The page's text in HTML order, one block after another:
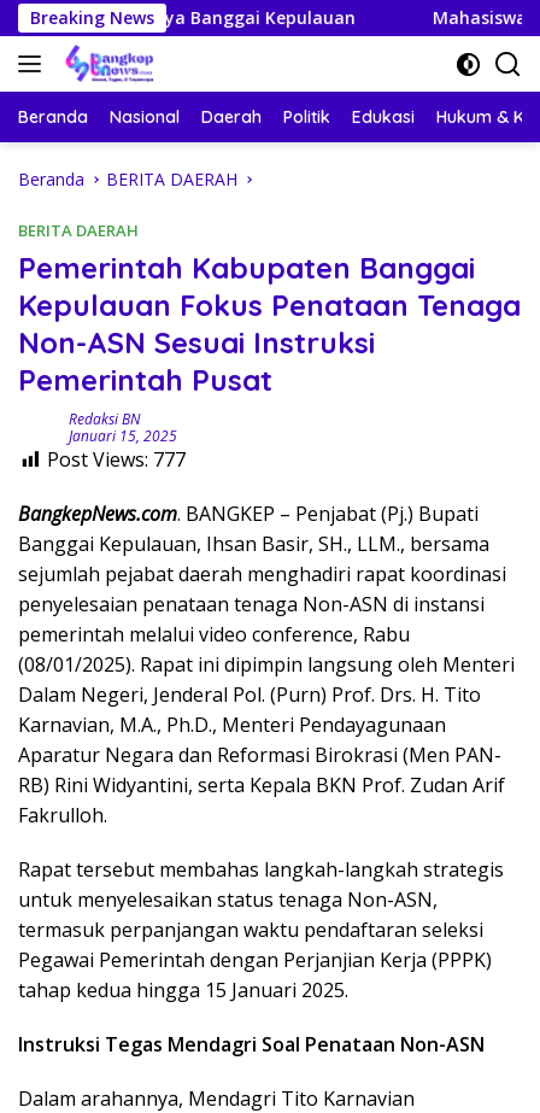
Langsung
ke
konten
Breaking News
Banggai Kepulauan Mahasiswa KKN-PPM UGM
Beranda Nasional Daerah Politik Edukasi Hukum &
Beranda BERITA DAERAH
BERITA DAERAH
Pemerintah Kabupaten Banggai
Kepulauan Fokus Penataan Tenaga
Non-ASN Sesuai Instruksi
Pemerintah Pusat
Redaksi BN
Januari 15, 2025
Post Views: 777
BangkepNews.com. BANGKEP – Penjabat (Pj.) Bupati
Banggai Kepulauan, Ihsan Basir, SH., LLM., bersama
sejumlah pejabat daerah menghadiri rapat koordinasi
penyelesaian penataan tenaga Non-ASN di instansi
pemerintah melalui video conference, Rabu
(08/01/2025). Rapat ini dipimpin langsung oleh Menteri
Dalam Negeri, Jenderal Pol. (Purn) Prof. Drs. H. Tito
Karnavian, M.A., Ph.D., Menteri Pendayagunaan
Aparatur Negara dan Reformasi Birokrasi (Men PAN-
RB) Rini Widyantini, serta Kepala BKN Prof. Zudan Arif
Fakrulloh.
Rapat tersebut membahas langkah-langkah strategis
untuk menyelesaikan status tenaga Non-ASN,
termasuk perpanjangan waktu pendaftaran seleksi
Pegawai Pemerintah dengan Perjanjian Kerja (PPPK)
tahap kedua hingga 15 Januari 2025.
Instruksi Tegas Mendagri Soal Penataan Non-ASN
Dalam arahannya, Mendagri Tito Karnavian